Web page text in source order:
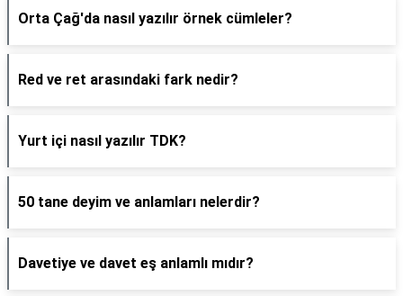
Orta Çağ'da nasıl yazılır örnek cümleler?
Red ve ret arasındaki fark nedir?
Yurt içi nasıl yazılır TDK?
50 tane deyim ve anlamları nelerdir?
Davetiye ve davet eş anlamlı mıdır?